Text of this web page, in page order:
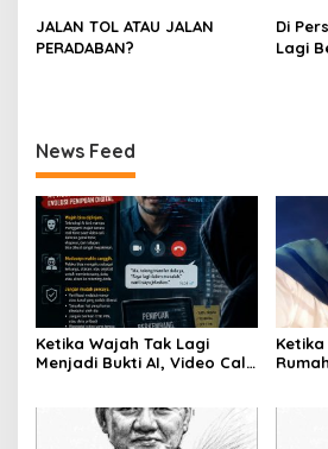
Bapaneh di Nagari
Simawang
Tol
JALAN TOL ATAU JALAN
PERADABAN?
Di
Lagi
News Feed
Ketika Wajah Tak Lagi
Menjadi Bukti AI, Video Call,